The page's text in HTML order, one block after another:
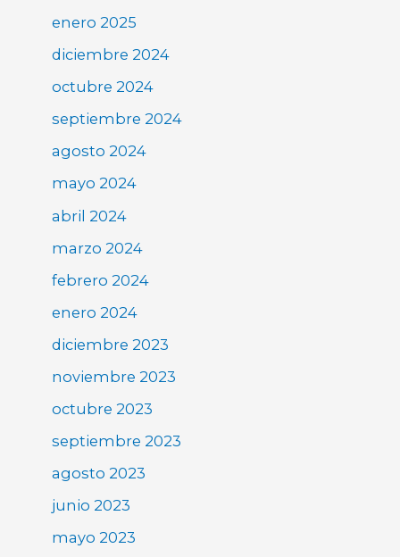
enero 2025
diciembre 2024
octubre 2024
septiembre 2024
agosto 2024
mayo 2024
abril 2024
marzo 2024
febrero 2024
enero 2024
diciembre 2023
noviembre 2023
octubre 2023
septiembre 2023
agosto 2023
junio 2023
mayo 2023